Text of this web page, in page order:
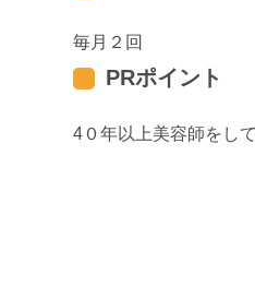
毎月２回
PRポイント
4０年以上美容師をし